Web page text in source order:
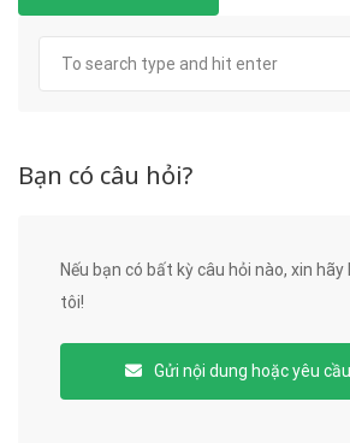
Bạn có câu hỏi?
Nếu bạn có bất kỳ câu hỏi nào, xin hãy
tôi!
Gửi nội dung hoặc yêu